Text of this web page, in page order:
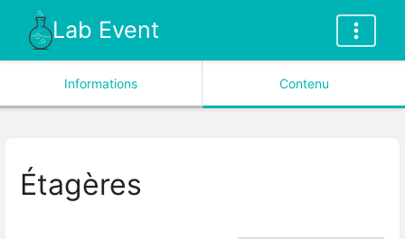
Lab Event
Informations Contenu
Étagères